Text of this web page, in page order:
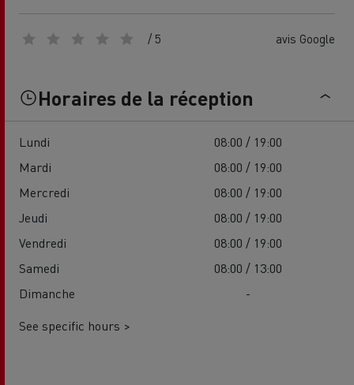
/ 5 avis Google
Horaires de la réception
Lundi
08:00 / 19:00
Mardi
08:00 / 19:00
Mercredi
08:00 / 19:00
Jeudi
08:00 / 19:00
Vendredi
08:00 / 19:00
Samedi
08:00 / 13:00
Dimanche
-
See specific hours >